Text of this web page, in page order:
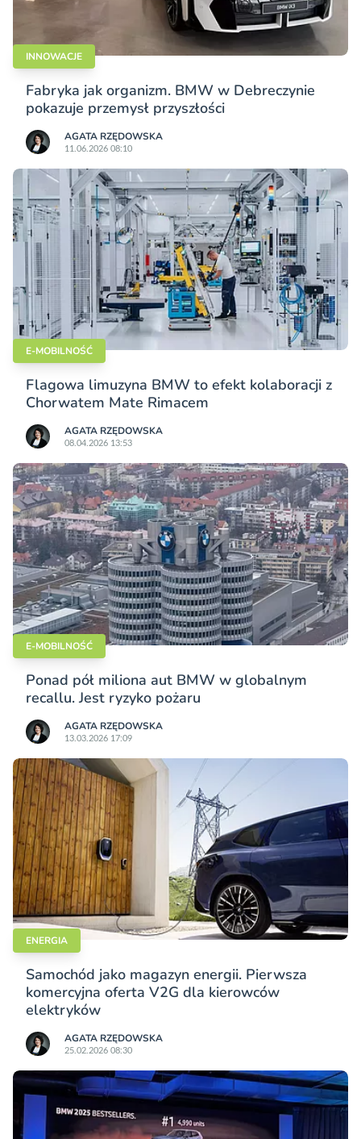
INNOWACJE
Fabryka jak organizm. BMW w Debreczynie
pokazuje przemysł przyszłości
AGATA RZĘDOWSKA
11.06.2026 08:10
E-MOBILNOŚĆ
Flagowa limuzyna BMW to efekt kolaboracji z
Chorwatem Mate Rimacem
AGATA RZĘDOWSKA
08.04.2026 13:53
E-MOBILNOŚĆ
Ponad pół miliona aut BMW w globalnym
recallu. Jest ryzyko pożaru
AGATA RZĘDOWSKA
13.03.2026 17:09
ENERGIA
Samochód jako magazyn energii. Pierwsza
komercyjna oferta V2G dla kierowców
elektryków
AGATA RZĘDOWSKA
25.02.2026 08:30